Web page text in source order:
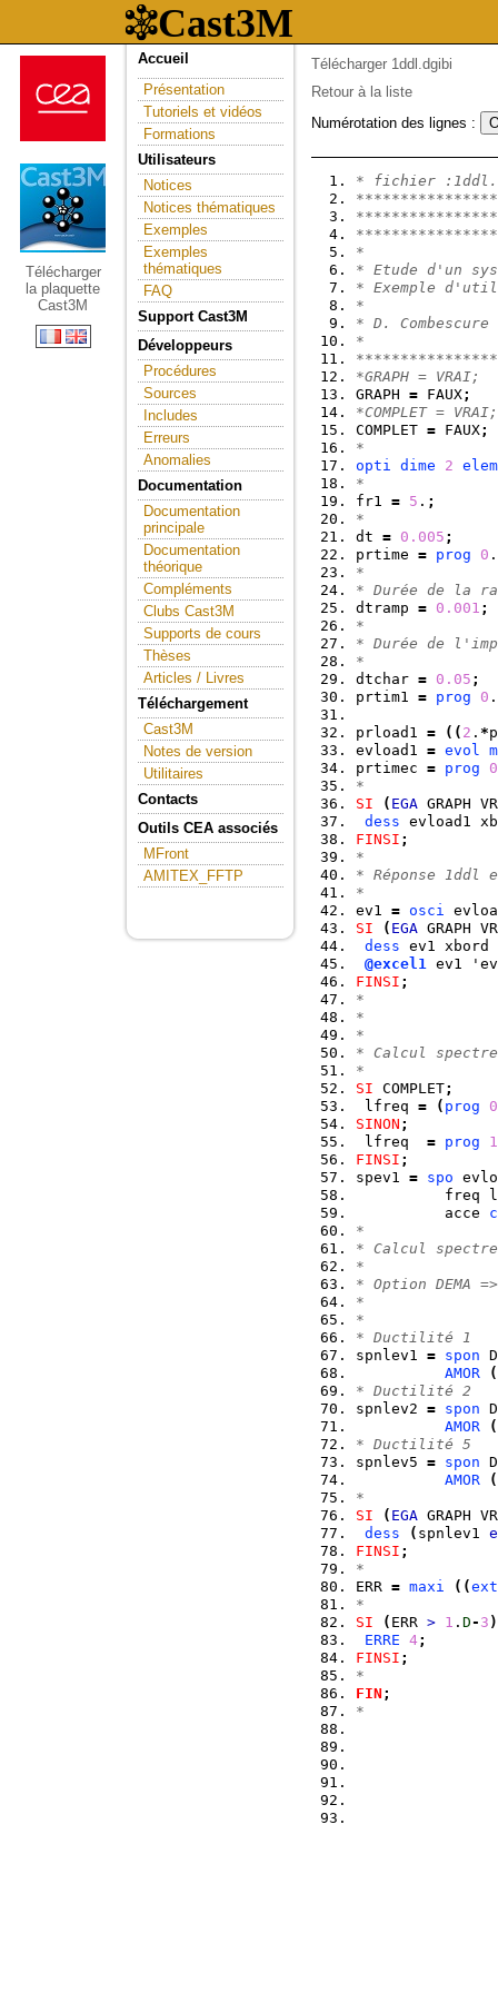
Télécharger
la plaquette
Cast3M
Accueil
Présentation
Tutoriels et vidéos
Formations
Utilisateurs
Notices
Notices thématiques
Exemples
Exemples
thématiques
FAQ
Support Cast3M
Développeurs
Procédures
Sources
Includes
Erreurs
Anomalies
Documentation
Documentation
principale
Documentation
théorique
Compléments
Clubs Cast3M
Supports de cours
Thèses
Articles / Livres
Téléchargement
Cast3M
Notes de version
Utilitaires
Contacts
Outils CEA associés
MFront
AMITEX_FFTP
Télécharger 1ddl.dgibi
Retour à la liste
Numérotation des lignes :
* fichier
*
* Etude d'un
* Exemple
*
* D. Combescure
*
*GRAPH = VRAI;
GRAPH = FAUX;
*COMPLET = VRAI;
COMPLET = FAUX;
*
opti dime 2 elem
*
fr1 = 5 . ;
*
dt = 0.005 ;
prtime = prog 0
*
* Durée de la
dtramp = 0.001 ;
*
* Durée de
*
dtchar = 0.05 ;
prtim1 = prog 0
prload1 = ( ( 2 . *
evload1 = evol
prtimec = prog
0
*
SI
( EGA GRAPH
dess evload1
FINSI ;
*
* Réponse 1ddl
*
ev1 = osci
SI
( EGA GRAPH
dess ev1 xbord
@excel1 ev1
FINSI ;
*
*
*
* Calcul
*
SI COMPLET;
lfreq = ( prog
SINON ;
lfreq = prog
1
FINSI ;
spev1 = spo
freq
          acce
*
* Calcul
*
* Option DEMA
*                à
*
* Ductilité 1
spnlev1 = spon
AMOR
(
* Ductilité 2
spnlev2 = spon
AMOR
(
* Ductilité 5
spnlev5 = spon
AMOR
(
*
SI
( EGA GRAPH
dess
( spnlev1
FINSI ;
*
ERR = maxi ( (
*
SI
( ERR > 1 . D- 3 )
ERRE 4;
FINSI ;
*
FIN ;
*